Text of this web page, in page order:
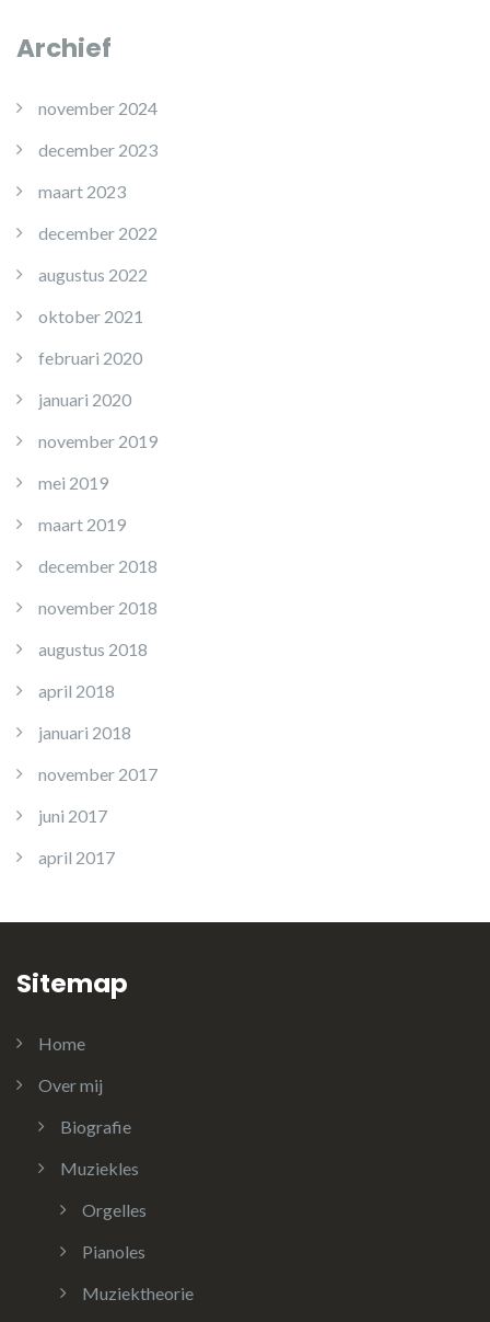
Archief
november 2024
december 2023
maart 2023
december 2022
augustus 2022
oktober 2021
februari 2020
januari 2020
november 2019
mei 2019
maart 2019
december 2018
november 2018
augustus 2018
april 2018
januari 2018
november 2017
juni 2017
april 2017
Sitemap
Home
Over mij
Biografie
Muziekles
Orgelles
Pianoles
Muziektheorie